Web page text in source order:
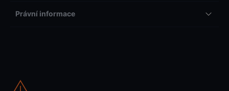
Právní informace